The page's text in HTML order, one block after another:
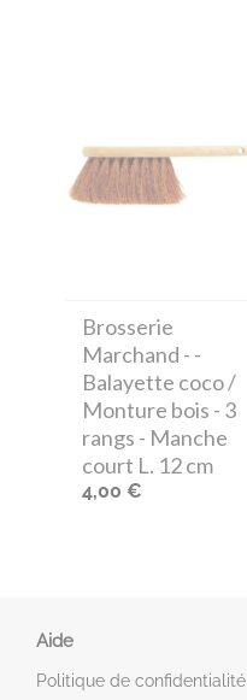
Brosserie
Marchand - -
Balayette coco /
Monture bois - 3
rangs - Manche
court L. 12 cm
4,00 €
Aide
Politique de confidentialité